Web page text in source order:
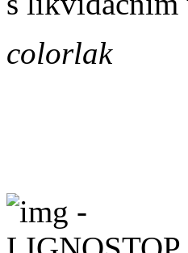
colorlak